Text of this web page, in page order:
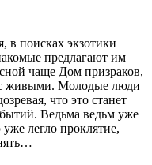
поисках экзотики
предлагают им
чаще Дом призраков,
живыми. Молодые люди
что это станет
Ведьма ведьм уже
легло проклятие,